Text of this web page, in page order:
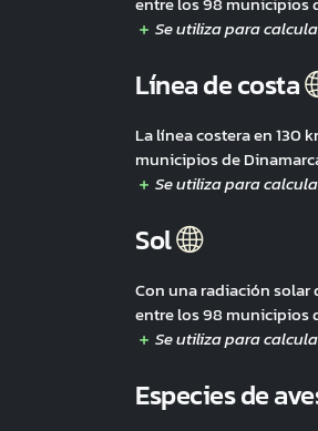
Línea de costa
La línea costera en 130
municipios de
Sol
Con una radiación solar
entre los 98 municipios
Especies de